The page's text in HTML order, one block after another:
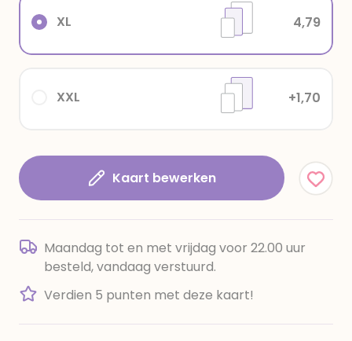
XXL +1,70
XL 4,79
Kaart bewerken
Maandag tot en met vrijdag voor 22.00 uur
besteld, vandaag verstuurd.
Verdien 5 punten met deze kaart!